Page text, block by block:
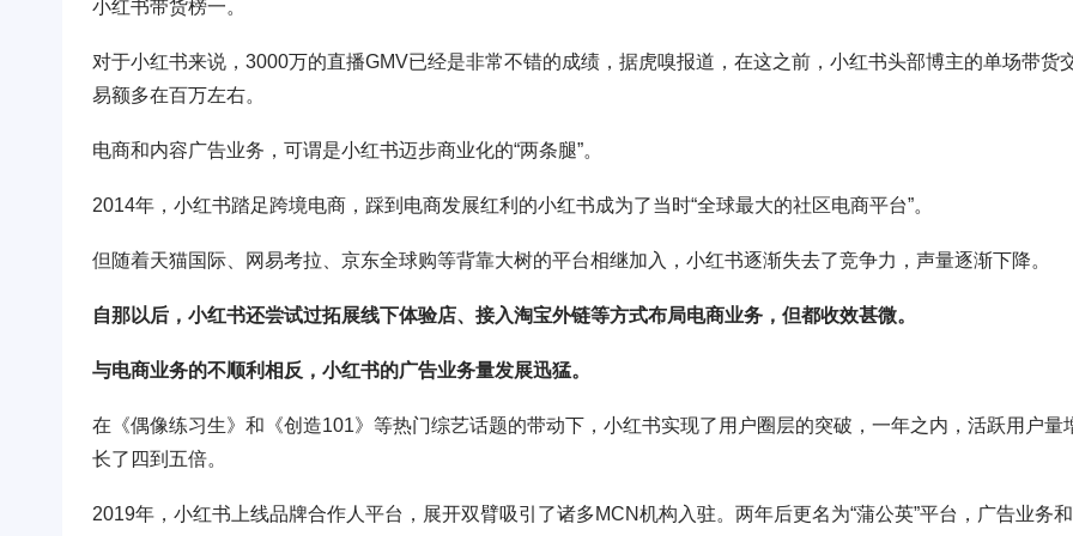
小红书带货榜一。
对于小红书来说，3000万的直播GMV已经是非常不错的成绩，据虎嗅报道，在这之前，小红书头部博主的单场带货
易额多在百万左右。
电商和内容广告业务，可谓是小红书迈步商业化的“两条腿”。
2014年，小红书踏足跨境电商，踩到电商发展红利的小红书成为了当时“全球最大的社区电商平台”。
但随着天猫国际、网易考拉、京东全球购等背靠大树的平台相继加入，小红书逐渐失去了竞争力，声量逐渐下降。
自那以后，小红书还尝试过拓展线下体验店、接入淘宝外链等方式布局电商业务，但都收效甚微。
与电商业务的不顺利相反，小红书的广告业务量发展迅猛。
在《偶像练习生》和《创造101》等热门综艺话题的带动下，小红书实现了用户圈层的突破，一年之内，活跃用户量
长了四到五倍。
2019年，小红书上线品牌合作人平台，展开双臂吸引了诸多MCN机构入驻。两年后更名为“蒲公英”平台，广告业务